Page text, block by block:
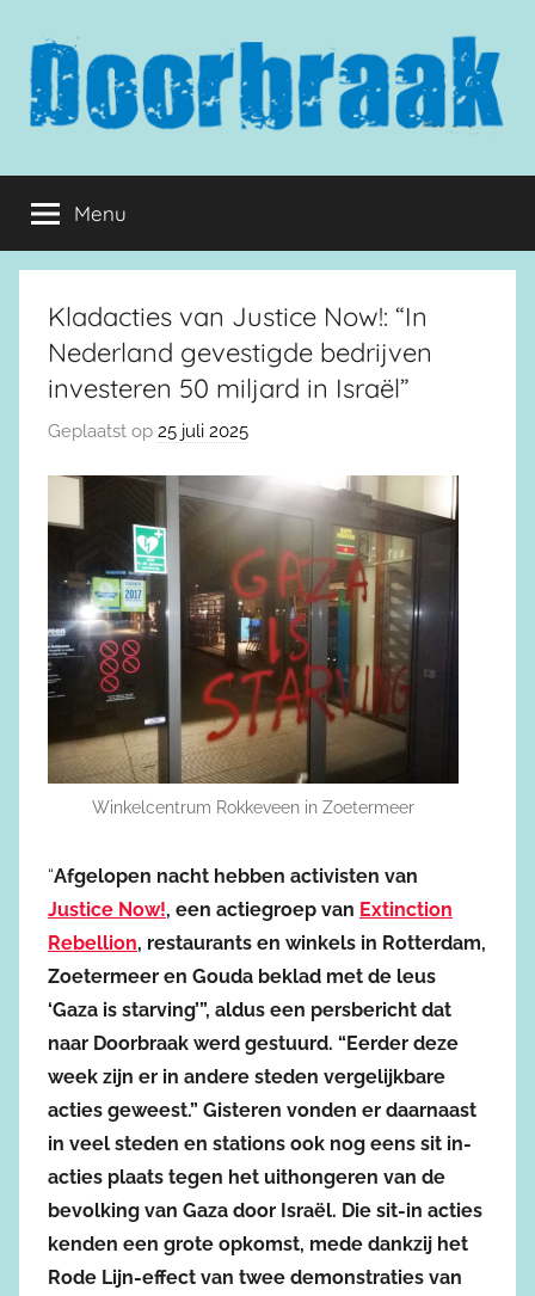
inhoud
springen
Doorbraak.eu
Menu
Kladacties van Justice Now!: “In
Nederland gevestigde bedrijven
investeren 50 miljard in Israël”
Geplaatst op 25 juli 2025
Winkelcentrum Rokkeveen in Zoetermeer
“Afgelopen nacht hebben activisten van
Justice Now!, een actiegroep van Extinction
Rebellion, restaurants en winkels in Rotterdam,
Zoetermeer en Gouda beklad met de leus
‘Gaza is starving’”, aldus een persbericht dat
naar Doorbraak werd gestuurd. “Eerder deze
week zijn er in andere steden vergelijkbare
acties geweest.” Gisteren vonden er daarnaast
in veel steden en stations ook nog eens sit in-
acties plaats tegen het uithongeren van de
bevolking van Gaza door Israël. Die sit-in acties
kenden een grote opkomst, mede dankzij het
Rode Lijn-effect van twee demonstraties van